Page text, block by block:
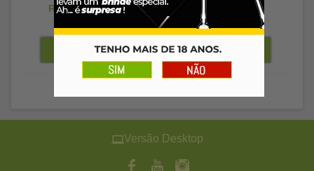
R$ 198,74à vista R$ 188,07 à vista
Versão Desktop